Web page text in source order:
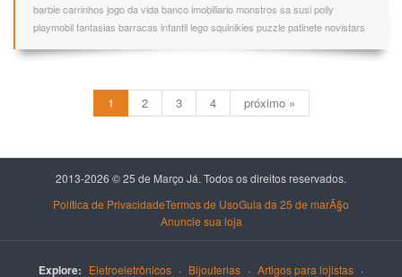
barbie carrinhos jogo da vida banco imobiliario monstros sa susi polly
playmobil fantasias barracas infantil lego squinikies puzzle patinete novistars
1 2 3 4 próximo »
2013-2026 © 25 de Março Já. Todos os direitos reservados.
Política de PrivacidadeTermos de UsoGuia da 25 de marÃ§o
Anuncie sua loja
Explore: Eletroeletrônicos · Bijouterias · Artigos para lojistas ·